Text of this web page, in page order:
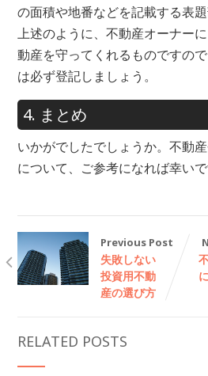
の面積や地番などを記載する表題
上述のように、不動産オーナー
動産を守ってくれるものですの
は必ず登記しましょう。
4. まとめ
いかがでしたでしょうか。不動
について、ご参考になれば幸いで
Previous Post
失敗しない
投資用不動
産の選び方
RELATED POSTS